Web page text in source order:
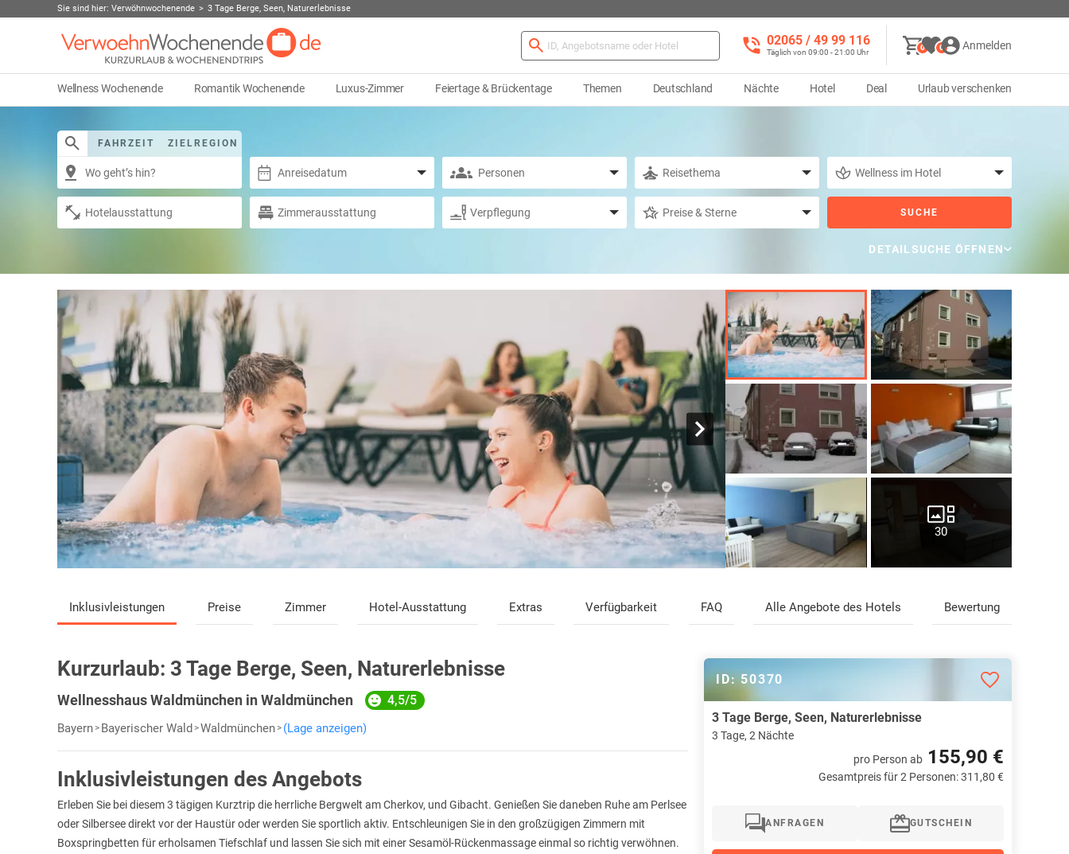
Sie sind hier: Verwöhnwochenende 3 Tage Berge, Seen, Naturerlebnisse
02065 / 49 ‌99 116
Täglich von 09:00 - 21:00 Uhr
0 0 Anmelden
Wellness Wochenende Romantik Wochenende Luxus-Zimmer Feiertage & Brückentage Themen Deutschland Nächte Hotel Deal Urlaub verschenken
FAHRZEIT ZIELREGION
SUCHE
DETAILSUCHE ÖFFNEN
30
Inklusivleistungen Preise Zimmer Hotel-Ausstattung Extras Verfügbarkeit FAQ Alle Angebote des Hotels Bewertung
Kurzurlaub: 3 Tage Berge, Seen, Naturerlebnisse
Wellnesshaus Waldmünchen in Waldmünchen 4,5/5
Bayern Bayerischer Wald Waldmünchen (Lage anzeigen)
Inklusivleistungen des Angebots
Erleben Sie bei diesem 3 tägigen Kurztrip die herrliche Bergwelt am Cherkov, und Gibacht. Genießen Sie daneben Ruhe am Perlsee
oder Silbersee direkt vor der Haustür oder werden Sie sportlich aktiv. Entschleunigen Sie in den großzügigen Zimmern mit
Boxspringbetten für erholsamen Tiefschlaf und lassen Sie sich mit einer Sesamöl-Rückenmassage einmal so richtig verwöhnen.
ID: 50370
3 Tage Berge, Seen, Naturerlebnisse
3 Tage, 2 Nächte
pro Person ab 155,90 €
Gesamtpreis für 2 Personen: 311,80 €
ANFRAGEN GUTSCHEIN